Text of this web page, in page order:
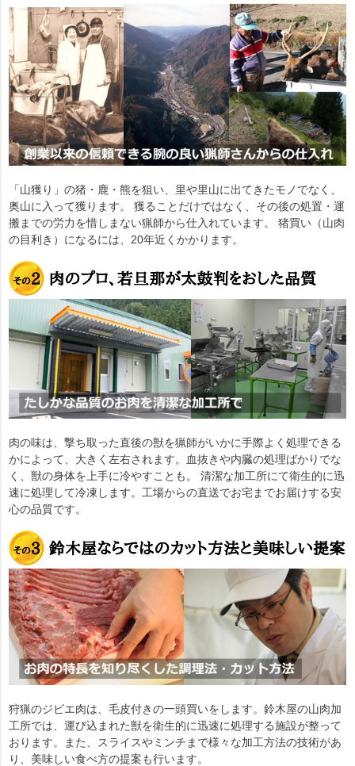
「山獲り」の猪・鹿・熊を狙い、里や里山に出てきたモノでなく、
奥山に入って獲ります。 獲ることだけではなく、その後の処置・運
搬までの労力を惜しまない猟師から仕入れています。 猪買い（山肉
の目利き）になるには、20年近くかかります。
肉の味は、撃ち取った直後の獣を猟師がいかに手際よく処理できる
かによって、大きく左右されます。血抜きや内臓の処理ばかりでな
く、獣の身体を上手に冷やすことも。 清潔な加工所にて衛生的に迅
速に処理して冷凍します。工場からの直送でお宅までお届けする安
心の品質です。
狩猟のジビエ肉は、毛皮付きの一頭買いをします。鈴木屋の山肉加
工所では、運び込まれた獣を衛生的に迅速に処理する施設が整って
おります。また、スライスやミンチまで様々な加工方法の技術があ
り、美味しい食べ方の提案も行います。